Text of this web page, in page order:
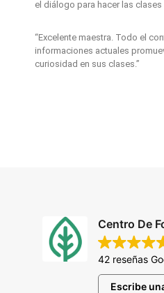
el diálogo para hacer las clases
“Excelente maestra. Todo el
informaciones actuales
curiosidad en sus clases.”
Centro De
42 reseñas
Escribe